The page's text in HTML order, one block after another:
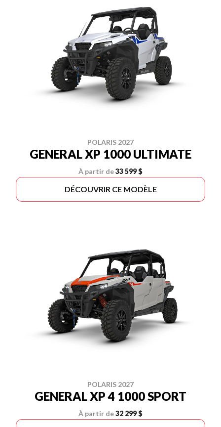
POLARIS 2027
GENERAL XP 1000 ULTIMATE
À partir de33 599 $
DÉCOUVRIR CE MODÈLE
POLARIS 2027
GENERAL XP 4 1000 SPORT
À partir de32 299 $